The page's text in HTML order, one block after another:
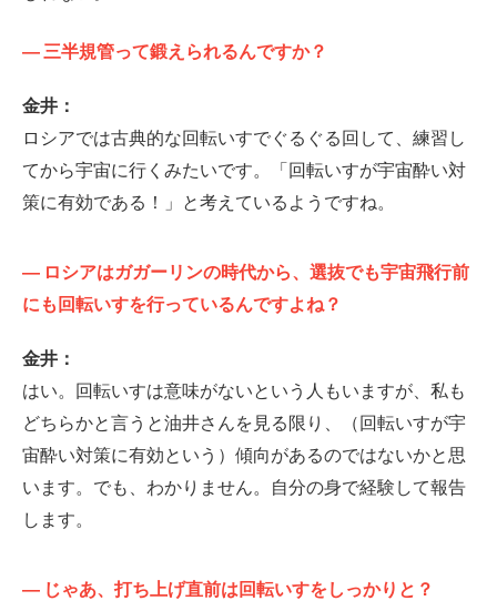
— 三半規管って鍛えられるんですか？
金井：
ロシアでは古典的な回転いすでぐるぐる回して、練習し
てから宇宙に行くみたいです。「回転いすが宇宙酔い対
策に有効である！」と考えているようですね。
— ロシアはガガーリンの時代から、選抜でも宇宙飛行前
にも回転いすを行っているんですよね？
金井：
はい。回転いすは意味がないという人もいますが、私も
どちらかと言うと油井さんを見る限り、（回転いすが宇
宙酔い対策に有効という）傾向があるのではないかと思
います。でも、わかりません。自分の身で経験して報告
します。
— じゃあ、打ち上げ直前は回転いすをしっかりと？